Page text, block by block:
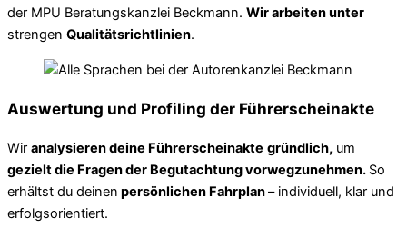
der MPU Beratungskanzlei Beckmann. Wir arbeiten unter
strengen Qualitätsrichtlinien.
Auswertung und Profiling der Führerscheinakte
Wir analysieren deine Führerscheinakte gründlich, um
gezielt die Fragen der Begutachtung vorwegzunehmen. So
erhältst du deinen persönlichen Fahrplan– individuell, klar und
erfolgsorientiert.